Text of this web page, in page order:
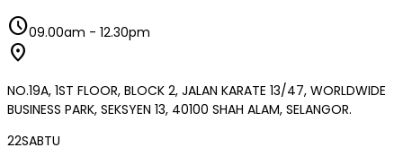
schedule09.00am - 12.30pm
location_on
NO.19A, 1ST FLOOR, BLOCK 2, JALAN KARATE 13/47, WORLDWIDE
BUSINESS PARK, SEKSYEN 13, 40100 SHAH ALAM, SELANGOR.
22SABTU